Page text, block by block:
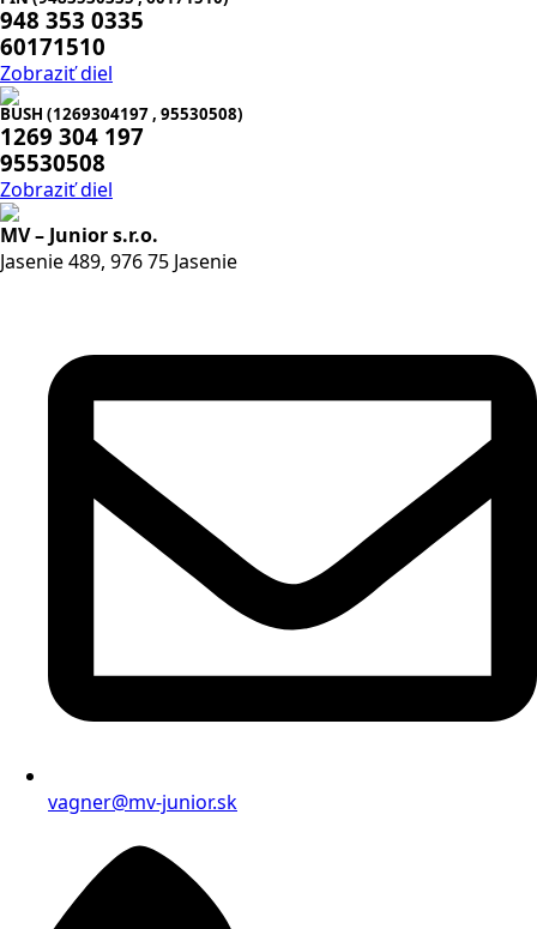
948 353 0335
60171510
Zobraziť diel
BUSH (1269304197 , 95530508)
1269 304 197
95530508
Zobraziť diel
MV – Junior s.r.o.
Jasenie 489, 976 75 Jasenie
vagner@mv-junior.sk